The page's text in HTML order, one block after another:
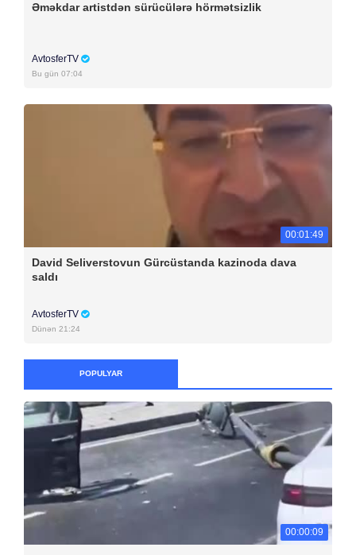
Əməkdar artistdən sürücülərə hörmətsizlik
AvtosferTV
Bu gün 07:04
00:01:49
David Seliverstovun Gürcüstanda kazinoda dava
saldı
AvtosferTV
Dünən 21:24
POPULYAR
00:00:09